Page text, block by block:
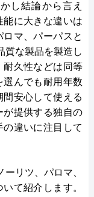
し結論から言え
に大きな違いは
マ、パーパスと
質な製品を製造し
耐久性などは同等
んでも耐用年数
安心して使える
が提供する独自の
違いに注目して
リツ、パロマ、
て紹介します。